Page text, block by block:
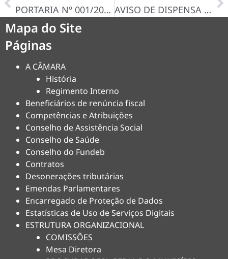
PORTARIA Nº 001/2024
AVISO DE DISPENSA N° 001/2024-D
Mapa do Site
Páginas
A CÂMARA
História
Regimento Interno
Beneficiários de renúncia fiscal
Competências e Atribuições
Conselho de Assistência Social
Conselho de Saúde
Conselho do Fundeb
Contratos
Desonerações tributárias
Emendas Parlamentares
Encarregado de Proteção de Dados
Estatísticas de Uso de Serviços Digitais
ESTRUTURA ORGANIZACIONAL
COMISSÕES
Mesa Diretora